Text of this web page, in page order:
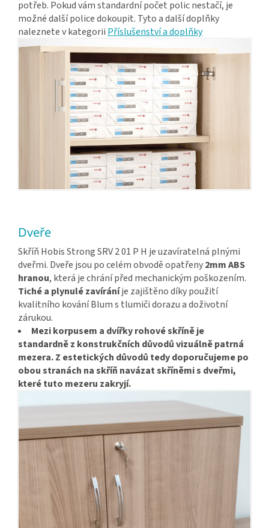
potřeb. Pokud vám standardní počet polic nestačí, je
možné další police dokoupit. Tyto a další doplňky
naleznete v kategorii Příslušenství a doplňky
Dveře
Skříň Hobis Strong SRV 2 01 P H je uzavíratelná plnými
dveřmi. Dveře jsou po celém obvodě opatřeny2mm ABS
hranou, která je chrání před mechanickým poškozením.
Tiché a plynulé zavíráníje zajištěno díky použití
kvalitního kování Blum s tlumiči dorazu a doživotní
zárukou.
Mezi korpusem a dvířky rohové skříně je
standardně z konstrukčních důvodů vizuálně patrná
mezera. Z estetických důvodů tedy doporučujeme po
obou stranách na skříň navázat skříněmi s dveřmi,
které tuto mezeru zakryjí.